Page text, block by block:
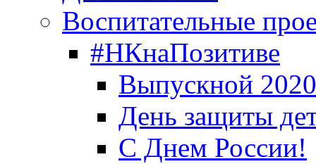
Воспитательные
#НКнаПозитиве
Выпускной
День защиты
С Днем России!